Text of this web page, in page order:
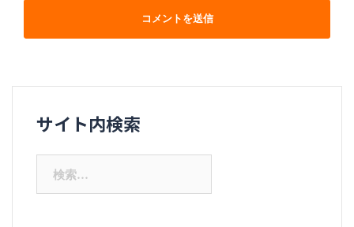
サイト内検索